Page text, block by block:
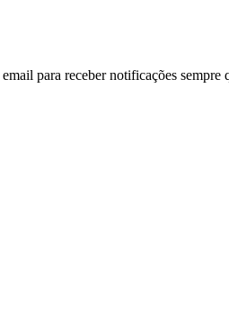
para receber notificações